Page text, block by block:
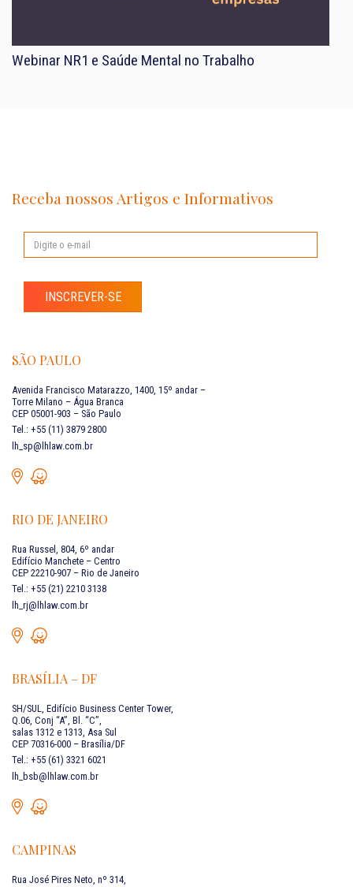
Webinar NR1 e Saúde Mental no Trabalho
Receba nossos Artigos e Informativos
INSCREVER-SE
SÃO PAULO
Avenida Francisco Matarazzo, 1400, 15º andar –
Torre Milano – Água Branca
CEP 05001-903 – São Paulo
Tel.: +55 (11) 3879 2800
lh_sp@lhlaw.com.br
RIO DE JANEIRO
Rua Russel, 804, 6º andar
Edifício Manchete – Centro
CEP 22210-907 – Rio de Janeiro
Tel.: +55 (21) 2210 3138
lh_rj@lhlaw.com.br
BRASÍLIA – DF
SH/SUL, Edifício Business Center Tower,
Q.06, Conj “A”, Bl. “C”,
salas 1312 e 1313, Asa Sul
CEP 70316-000 – Brasília/DF
Tel.: +55 (61) 3321 6021
lh_bsb@lhlaw.com.br
CAMPINAS
Rua José Pires Neto, nº 314,